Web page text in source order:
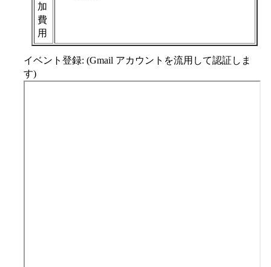
加
費
用
イベント登録: (Gmail アカウントを流用して認証しま
す)